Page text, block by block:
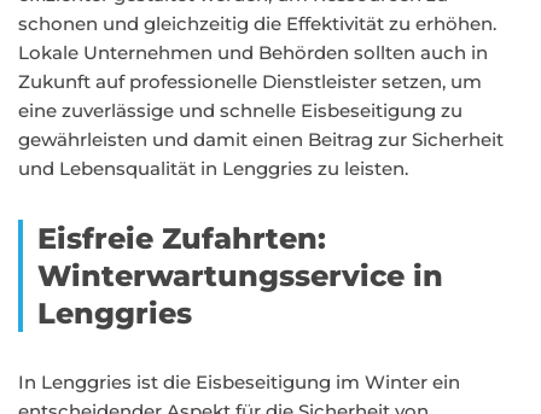
schonen und gleichzeitig die Effektivität zu erhöhen.
Lokale Unternehmen und Behörden sollten auch in
Zukunft auf professionelle Dienstleister setzen, um
eine zuverlässige und schnelle Eisbeseitigung zu
gewährleisten und damit einen Beitrag zur Sicherheit
und Lebensqualität in Lenggries zu leisten.
Eisfreie Zufahrten:
Winterwartungsservice in
Lenggries
In Lenggries ist die Eisbeseitigung im Winter ein